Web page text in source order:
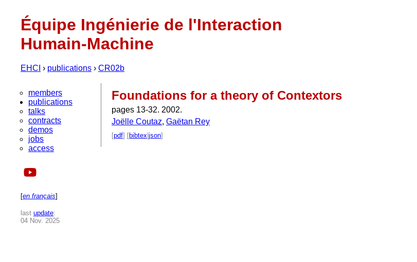
Équipe Ingénierie de l'Interaction
Humain-Machine
EHCI › publications › CR02b
members
publications
talks
contracts
demos
jobs
access
[en français]
last update:
04 Nov. 2025
Foundations for a theory of Contextors
pages 13-32. 2002.
Joëlle Coutaz, Gaëtan Rey
[pdf] [bibtex json]